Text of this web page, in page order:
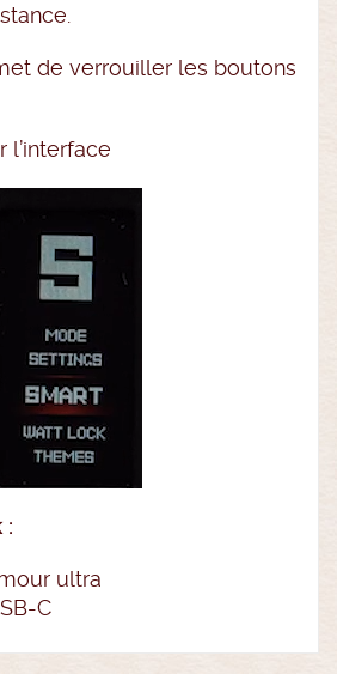
de verrouiller les boutons
l’interface
:
ultra
C